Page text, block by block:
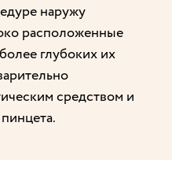
наружу
расположенные
глубоких их
средством и